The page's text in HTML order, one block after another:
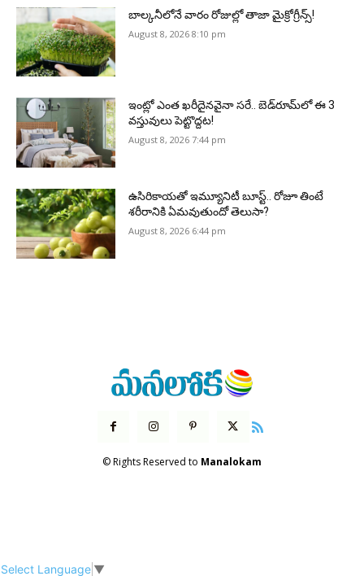
బాల్కనీలోనే వారం రోజుల్లో తాజా మైక్రోగ్రీన్స్‌!
August 8, 2026 8:10 pm
ఇంట్లో ఎంత ఖరీదైనవైనా సరే.. బెడ్‌రూమ్‌లో ఈ 3
వస్తువులు పెట్టొద్దట!
August 8, 2026 7:44 pm
ఉసిరికాయతో ఇమ్యూనిటీ బూస్ట్‌.. రోజూ తింటే
శరీరానికి ఏమవుతుందో తెలుసా?
August 8, 2026 6:44 pm
© Rights Reserved to Manalokam
Select Language ▼